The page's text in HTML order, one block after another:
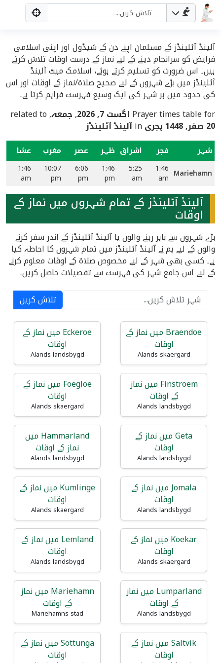
آلینڈ آئلینڈز کے مسلمان اپنے دن کے شیڈول اور اپنی اسلامی
فرایض کو سرانجام دینے کے لیے نماز کے درست اوقات تلاش کرتے
ہیں۔ اس ضرورت کو تسلیم کرتے ہوئے، اسلامک میٹ آلینڈ
آئلینڈز میں بڑے شہروں کے لیے صحیح صلاۃ/نماز کے اوقات اور اس
کی حدود میں ہر شہر کی ایک وسیع فہرست فراہم کرتا ہے۔
Prayer times table for اگست 7, 2026 ,جمعہ, related to
20 صفر, 1448 ہجری in آلینڈ آئلینڈز
شہر فجر اشراق ظہر عصر مغرب عشا
Mariehamn
1:46
am
5:25
am
1:46
pm
6:06
pm
10:07
pm
1:46
am
آلینڈ آئلینڈز کے تمام شہروں میں نماز کے
اوقات
بڑے شہروں سے باہر رہنے والوں یا آلینڈ آئلینڈز کے اندر سفر کرنے
والوں کے لیے ہم نے آلینڈ آئلینڈز میں تمام شہروں کا احاطہ کیا
ہے۔ کسی بھی شہر کے لیے مخصوص صلاۃ کے اوقات معلوم کرنے
کے لیے اس جامع شہر کی فہرست سے تفصیلات حاصل کریں۔
تلاش کریں
Braendoe میں نماز کے
اوقات
Alands skaergard
Eckeroe میں نماز کے
اوقات
Alands landsbygd
Finstroem میں نماز
کے اوقات
Alands landsbygd
Foegloe میں نماز کے
اوقات
Alands skaergard
Geta میں نماز کے
اوقات
Alands landsbygd
Hammarland میں
نماز کے اوقات
Alands landsbygd
Jomala میں نماز کے
اوقات
Alands landsbygd
Kumlinge میں نماز کے
اوقات
Alands skaergard
Koekar میں نماز کے
اوقات
Alands skaergard
Lemland میں نماز کے
اوقات
Alands landsbygd
Lumparland میں نماز
کے اوقات
Alands landsbygd
Mariehamn میں نماز
کے اوقات
Mariehamns stad
Saltvik میں نماز کے
اوقات
Sottunga میں نماز کے
اوقات